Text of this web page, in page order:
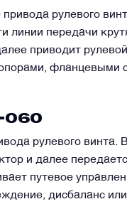
рулевого
линии передачи
приводит
фланцевыми
060
рулевого винта.
и далее
путевое
дисбаланс